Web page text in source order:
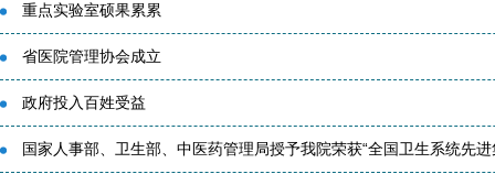
重点实验室硕果累累
省医院管理协会成立
政府投入百姓受益
国家人事部、卫生部、中医药管理局授予我院荣获“全国卫生系统先进